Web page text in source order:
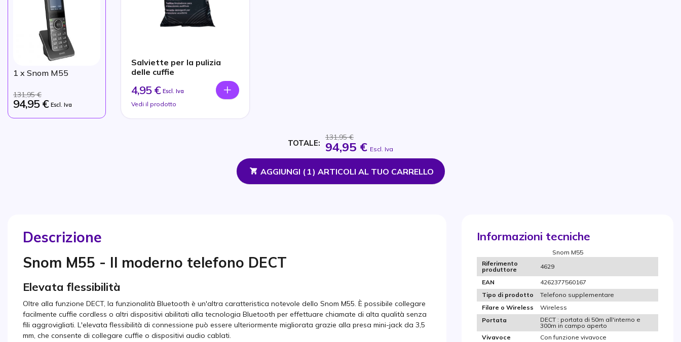
1 x Snom M55
131,95 €
94,95 € Escl. Iva
Salviette per la pulizia
delle cuffie
4,95 € Escl. Iva
Vedi il prodotto
TOTALE:
131,95 €
94,95 € Escl. Iva
AGGIUNGI ( 1) ARTICOLI AL TUO CARRELLO
Descrizione
Snom M55 - Il moderno telefono DECT
Elevata flessibilità
Oltre alla funzione DECT, la funzionalità Bluetooth è un'altra caratteristica notevole dello Snom M55. È possibile collegare
facilmente cuffie cordless o altri dispositivi abilitati alla tecnologia Bluetooth per effettuare chiamate di alta qualità senza
fili aggrovigliati. L'elevata flessibilità di connessione può essere ulteriormente migliorata grazie alla presa mini-jack da 3,5
mm, che consente di collegare cuffie o dispositivi audio cablati.
Informazioni tecniche
Snom M55
Riferimento
produttore
4629
EAN
4262377560167
Tipo di prodotto
Telefono supplementare
Filare o Wireless
Wireless
Portata
DECT : portata di 50m all'interno e
300m in campo aperto
Vivavoce
Con funzione vivavoce